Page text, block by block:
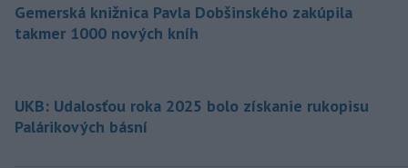
Gemerská knižnica Pavla Dobšinského zakúpila
takmer 1000 nových kníh
UKB: Udalosťou roka 2025 bolo získanie rukopisu
Palárikových básní